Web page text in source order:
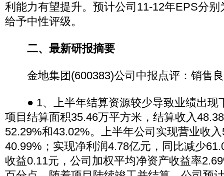
利能力有望提升。预计公司11-12年EPS分别
给予中性评级。
二、最新研报摘要
金地集团(600383)公司中报点评：销售
● 1、上半年结算资源较少导致业绩出现
项目结算面积35.46万平方米，结算收入
52.29%和43.02%。上半年公司实现营业收
40.99%；实现净利润4.78亿元，同比减少
收益0.11元，公司加权平均净资产收益率